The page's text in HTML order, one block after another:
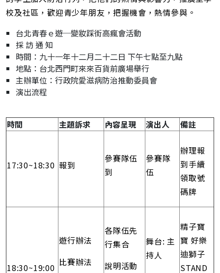
校及社區，歡迎青少年朋友，把握機會，熱情參與。
台北青春ｅ遊─變妝踩街高瘋會活動
採 訪 通 知
時間：九十一年十二月二十二日 下午七點至九點
地點：台北西門町來來百貨前廣場舉行
主辦單位：行政院愛滋病防治推動委員會
演出流程
時間 主題訴求 內容呈現 演出人 備註
17:30~18:30 報到
參賽隊伍
到
參賽隊
伍
辦理報
到手續
領取號
碼牌
18:30~19:00
遊行辦法
比賽辦法
各隊伍先
行集合
說明活動
舞台: 主
持人
精子寶
寶 好樂
迪獅子
STAND